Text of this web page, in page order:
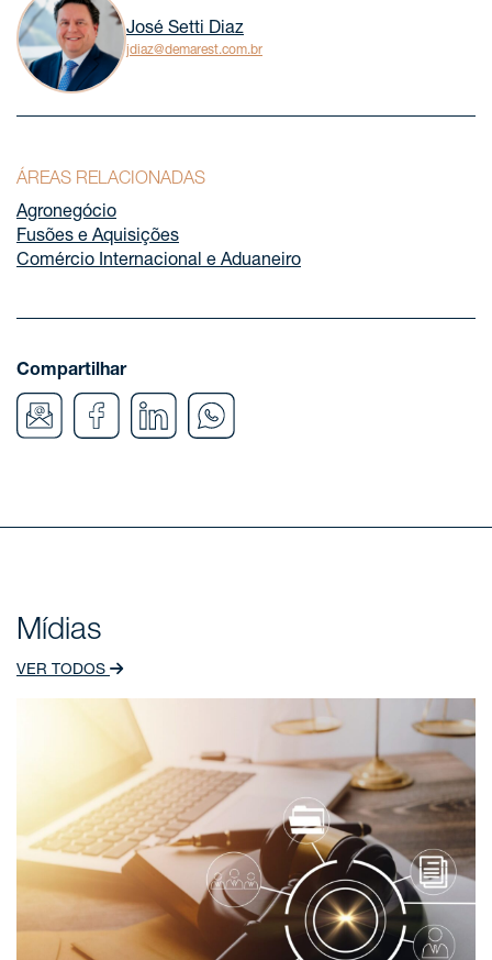
José Setti Diaz
jdiaz@demarest.com.br
ÁREAS RELACIONADAS
Agronegócio
Fusões e Aquisições
Comércio Internacional e Aduaneiro
Compartilhar
Mídias
VER TODOS